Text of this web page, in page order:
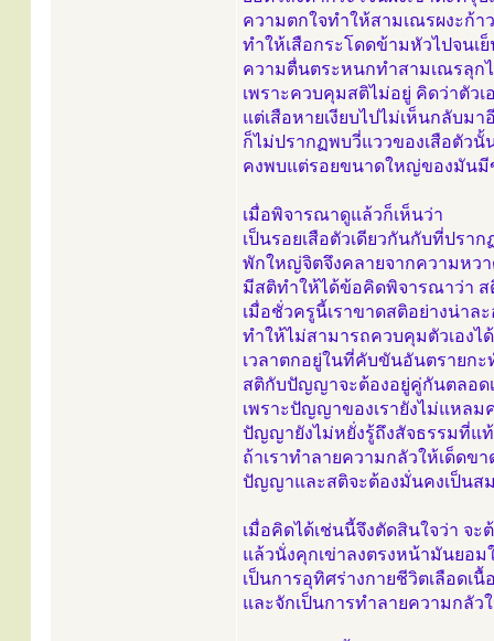
ความตกใจทำให้สามเณรผงะก้า
ทำให้เสือกระโดดข้ามหัวไปจนเ
ความตื่นตระหนกทำสามเณรลุก
เพราะควบคุมสติไม่อยู่ คิดว่าตัว
แต่เสือหายเงียบไปไม่เห็นกลับม
ก็ไม่ปรากฏพบวี่แววของเสือตัวนั้
คงพบแต่รอยขนาดใหญ่ของมันมี
เมื่อพิจารณาดูแล้วก็เห็นว่า
เป็นรอยเสือตัวเดียวกันกับที่ปร
พักใหญ่จิตจึงคลายจากความหว
มีสติทำให้ได้ข้อคิดพิจารณาว่า
เมื่อชั่วครูนี้เราขาดสติอย่างน่าล
ทำให้ไม่สามารถควบคุมตัวเองได้
เวลาตกอยู่ในที่คับขันอันตรายก
สติกับปัญญาจะต้องอยู่คู่กันตลอด
เพราะปัญญาของเรายังไม่แหลม
ปัญญายังไม่หยั่งรู้ถึงสัจธรรมที่แ
ถ้าเราทำลายความกลัวให้เด็ดขา
ปัญญาและสติจะต้องมั่นคงเป็นส
เมื่อคิดได้เช่นนี้จึงตัดสินใจว่า จะ
แล้วนั่งคุกเข่าลงตรงหน้ามันยอ
เป็นการอุทิศร่างกายชีวิตเลือดเ
และจักเป็นการทำลายความกลัว